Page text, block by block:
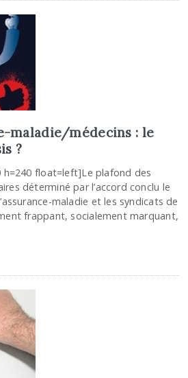
maladie/médecins : le
?
h=240 float=left]Le plafond des
déterminé par l’accord conclu le
maladie et les syndicats de
frappant, socialement marquant,